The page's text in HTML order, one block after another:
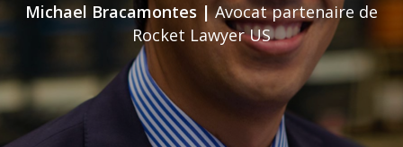
Michael Bracamontes |Avocat partenaire de
Rocket Lawyer US